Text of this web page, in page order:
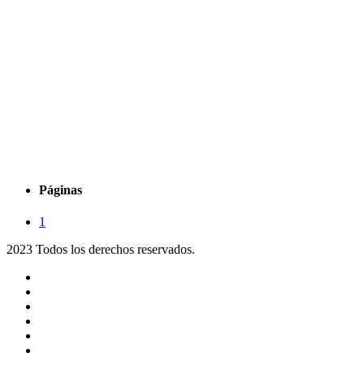
Páginas
1
2023 Todos los derechos reservados.